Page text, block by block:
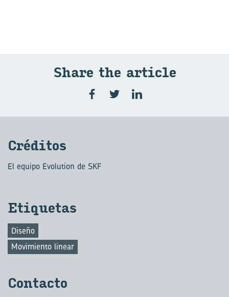
Share the ar­ti­cle
Cré­di­tos
El equipo Evolution de SKF
Eti­que­tas
Diseño
Movimiento linear
Con­tac­to